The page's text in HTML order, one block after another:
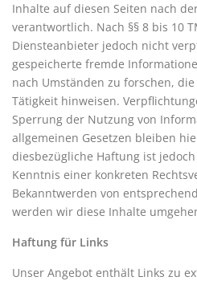
Inhalte auf diesen Seiten nach
verantwortlich. Nach §§ 8 bis 10
Diensteanbieter jedoch nicht
gespeicherte fremde
nach Umständen zu forschen,
Tätigkeit hinweisen.
Sperrung der Nutzung von
allgemeinen Gesetzen bleiben
diesbezügliche Haftung ist
Kenntnis einer konkreten
Bekanntwerden von
werden wir diese Inhalte
Haftung für Links
Unser Angebot enthält Links zu